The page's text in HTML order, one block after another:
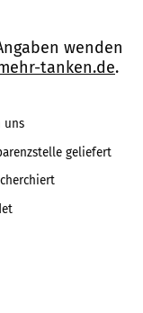
wenden
tanken.de.
uns
geliefert